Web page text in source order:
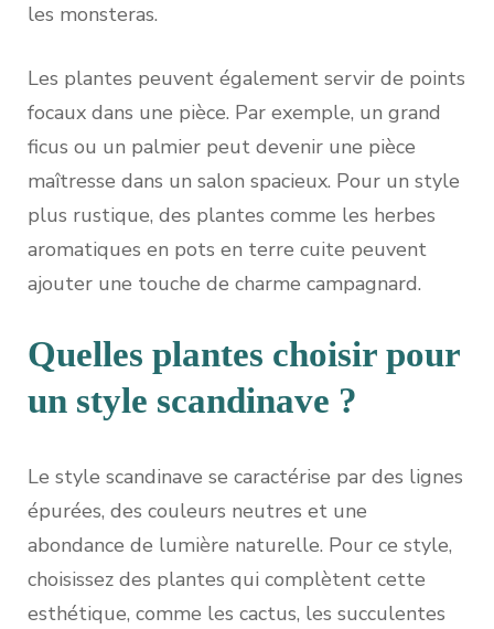
les monsteras.
Les plantes peuvent également servir de points
focaux dans une pièce. Par exemple, un grand
ficus ou un palmier peut devenir une pièce
maîtresse dans un salon spacieux. Pour un style
plus rustique, des plantes comme les herbes
aromatiques en pots en terre cuite peuvent
ajouter une touche de charme campagnard.
Quelles plantes choisir pour
un style scandinave ?
Le style scandinave se caractérise par des lignes
épurées, des couleurs neutres et une
abondance de lumière naturelle. Pour ce style,
choisissez des plantes qui complètent cette
esthétique, comme les cactus, les succulentes